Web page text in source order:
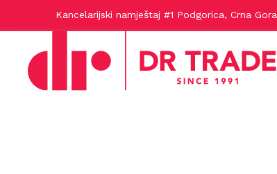
Kancelarijski namještaj #1 Podgorica, Crna Gora